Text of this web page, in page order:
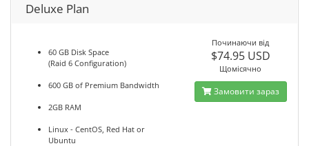
Deluxe Plan
60 GB Disk Space
(Raid 6 Configuration)
600 GB of Premium Bandwidth
2GB RAM
Linux - CentOS, Red Hat or
Ubuntu
Починаючи від
$74.95 USD
Щомісячно
Замовити зараз